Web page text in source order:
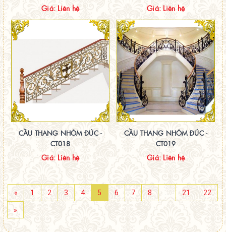
Giá: Liên hệ Giá: Liên hệ
CẦU THANG NHÔM ĐÚC -
CT018
Giá: Liên hệ
CẦU THANG NHÔM ĐÚC -
CT019
Giá: Liên hệ
« 1 2 3 4 5 6 7 8 ... 21
22
»